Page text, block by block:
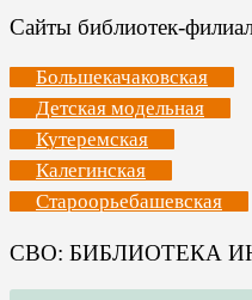
Сайты библиотек-
Большекачаковская
Детская модельная
Кутеремская
Калегинская
Староорьебашевская
СВО: БИБЛИОТЕКА